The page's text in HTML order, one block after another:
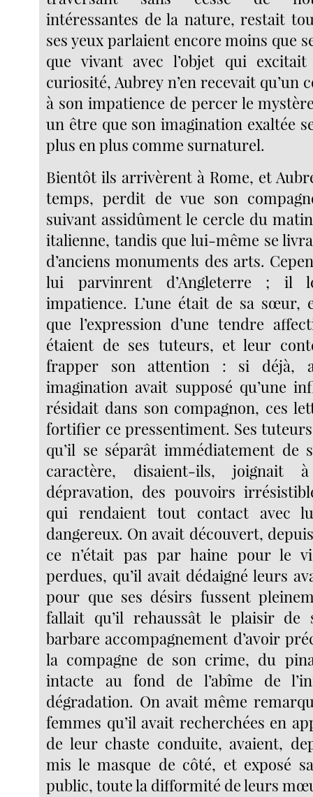
intéressantes de la nature, restait
ses yeux parlaient encore moins que
que vivant avec l’objet qui
curiosité, Aubrey n’en recevait qu’un
à son impatience de percer le
un être que son imagination exaltée
plus en plus comme surnaturel.
Bientôt ils arrivèrent à Rome, et
temps, perdit de vue son
suivant assidûment le cercle du
italienne, tandis que lui-même se
d’anciens monuments des arts.
lui parvinrent d’Angleterre ; il
impatience. L’une était de sa sœur,
que l’expression d’une tendre
étaient de ses tuteurs, et leur
frapper son attention : si déjà,
imagination avait supposé qu’une
résidait dans son compagnon, ces
fortifier ce pressentiment. Ses
qu’il se séparât immédiatement de
caractère, disaient-ils, joignait
dépravation, des pouvoirs
qui rendaient tout contact avec
dangereux. On avait découvert,
ce n’était pas par haine pour le
perdues, qu’il avait dédaigné leurs
pour que ses désirs fussent
fallait qu’il rehaussât le plaisir de
barbare accompagnement d’avoir
la compagne de son crime, du
intacte au fond de l’abîme de
dégradation. On avait même
femmes qu’il avait recherchées en
de leur chaste conduite, avaient,
mis le masque de côté, et exposé
public, toute la difformité de leurs